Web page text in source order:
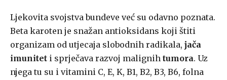
Ljekovita svojstva bundeve već su odavno poznata.
Beta karoten je snažan antioksidans koji štiti
organizam od utjecaja slobodnih radikala, jača
imunitet i sprječava razvoj malignih tumora. Uz
njega tu su i vitamini C, E, K, B1, B2, B3, B6, folna